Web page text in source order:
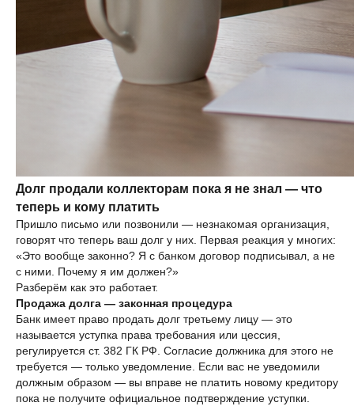
Долг продали коллекторам пока я не знал — что
теперь и кому платить
Пришло письмо или позвонили — незнакомая организация,
говорят что теперь ваш долг у них. Первая реакция у многих:
«Это вообще законно? Я с банком договор подписывал, а не
с ними. Почему я им должен?»
Разберём как это работает.
Продажа долга — законная процедура
Банк имеет право продать долг третьему лицу — это
называется уступка права требования или цессия,
регулируется ст. 382 ГК РФ. Согласие должника для этого не
требуется — только уведомление. Если вас не уведомили
должным образом — вы вправе не платить новому кредитору
пока не получите официальное подтверждение уступки.